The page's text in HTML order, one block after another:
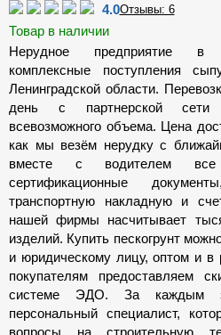
4.0Отзывы: 6
Товар в наличии
Нерудное предприятие в
комплексные поступления
Ленинградской области.
день с партнерской сети
всевозможного объема. Цена
как мы везём нерудку с
вместе с водителем все
сертификационные
транспортную накладную и
нашей фирмы насчитывает
изделий. Купить пескогрунт
и юридическому лицу, оптом и в
покупателям предоставляем
системе ЭДО. За каждым
персональный специалист,
вопросы на строительную